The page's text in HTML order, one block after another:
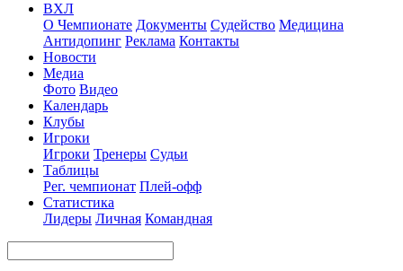
ВХЛ
О Чемпионате Документы Судейство Медицина
Антидопинг Реклама Контакты
Новости
Медиа
Фото Видео
Календарь
Клубы
Игроки
Игроки Тренеры Судьи
Таблицы
Рег. чемпионат Плей-офф
Статистика
Лидеры Личная Командная